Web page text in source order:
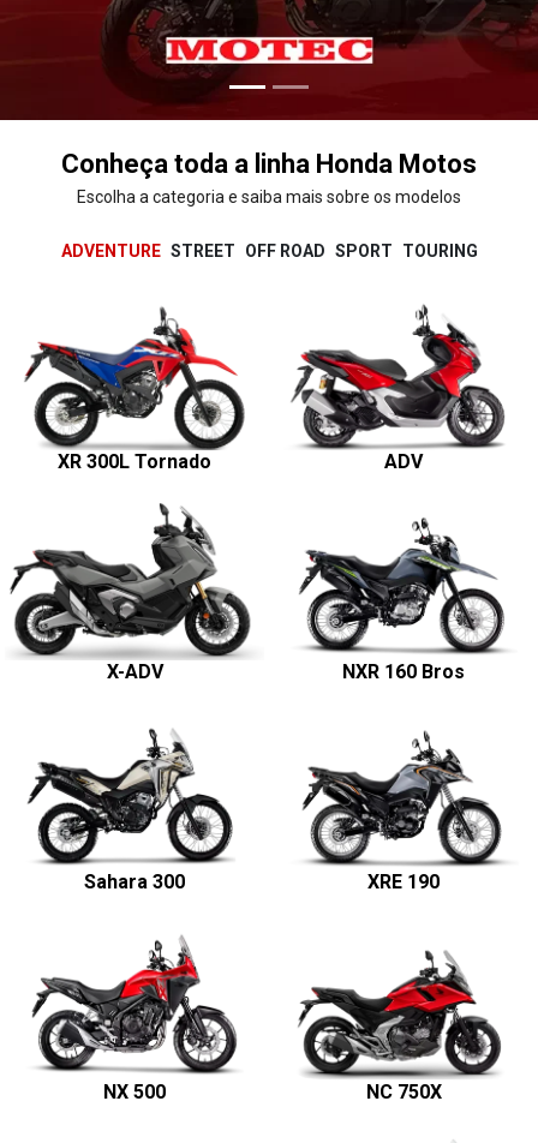
X-ADV NXR 160 Bros
Sahara 300 XRE 190
NX 500 NC 750X
Transalp 750 CRF 1100L Africa Twin
Honda XR300L Tornado
Special Edition